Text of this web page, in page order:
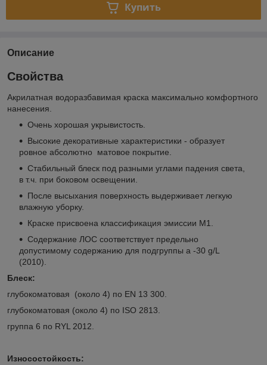
Купить
Описание
Свойства
Акрилатная водоразбавимая краска максимально комфортного
нанесения.
Очень хорошая укрывистость.
Высокие декоративные характеристики - образует
ровное абсолютно матовое покрытие.
Стабильный блеск под разными углами падения света,
в т.ч. при боковом освещении.
После высыхания поверхность выдерживает легкую
влажную уборку.
Краске присвоена классификация эмиссии М1.
Cодержание ЛОС соответствует предельно
допустимому содержанию для подгруппы a -30 g/L
(2010).
Блеск:
глубокоматовая (около 4) по EN 13 300.
глубокоматовая (около 4) по ISO 2813.
группа 6 по RYL 2012.
Износостойкость: